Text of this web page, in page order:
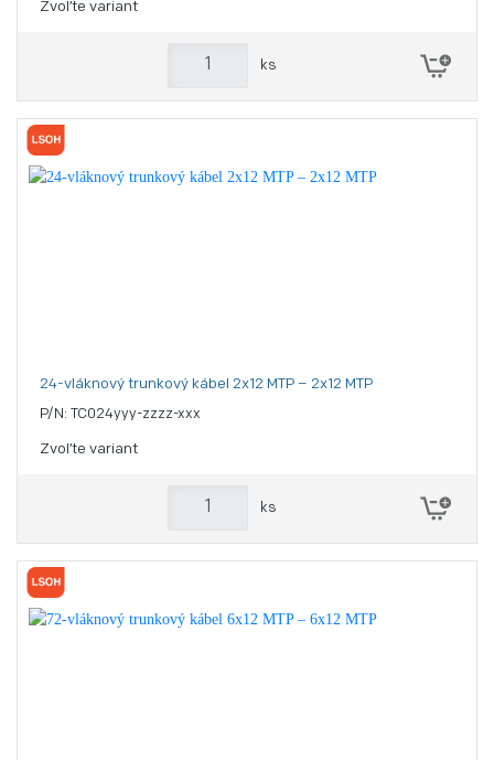
Zvoľte variant
ks
24-vláknový trunkový kábel 2x12 MTP – 2x12 MTP
P/N: TC024yyy-zzzz-xxx
Zvoľte variant
ks